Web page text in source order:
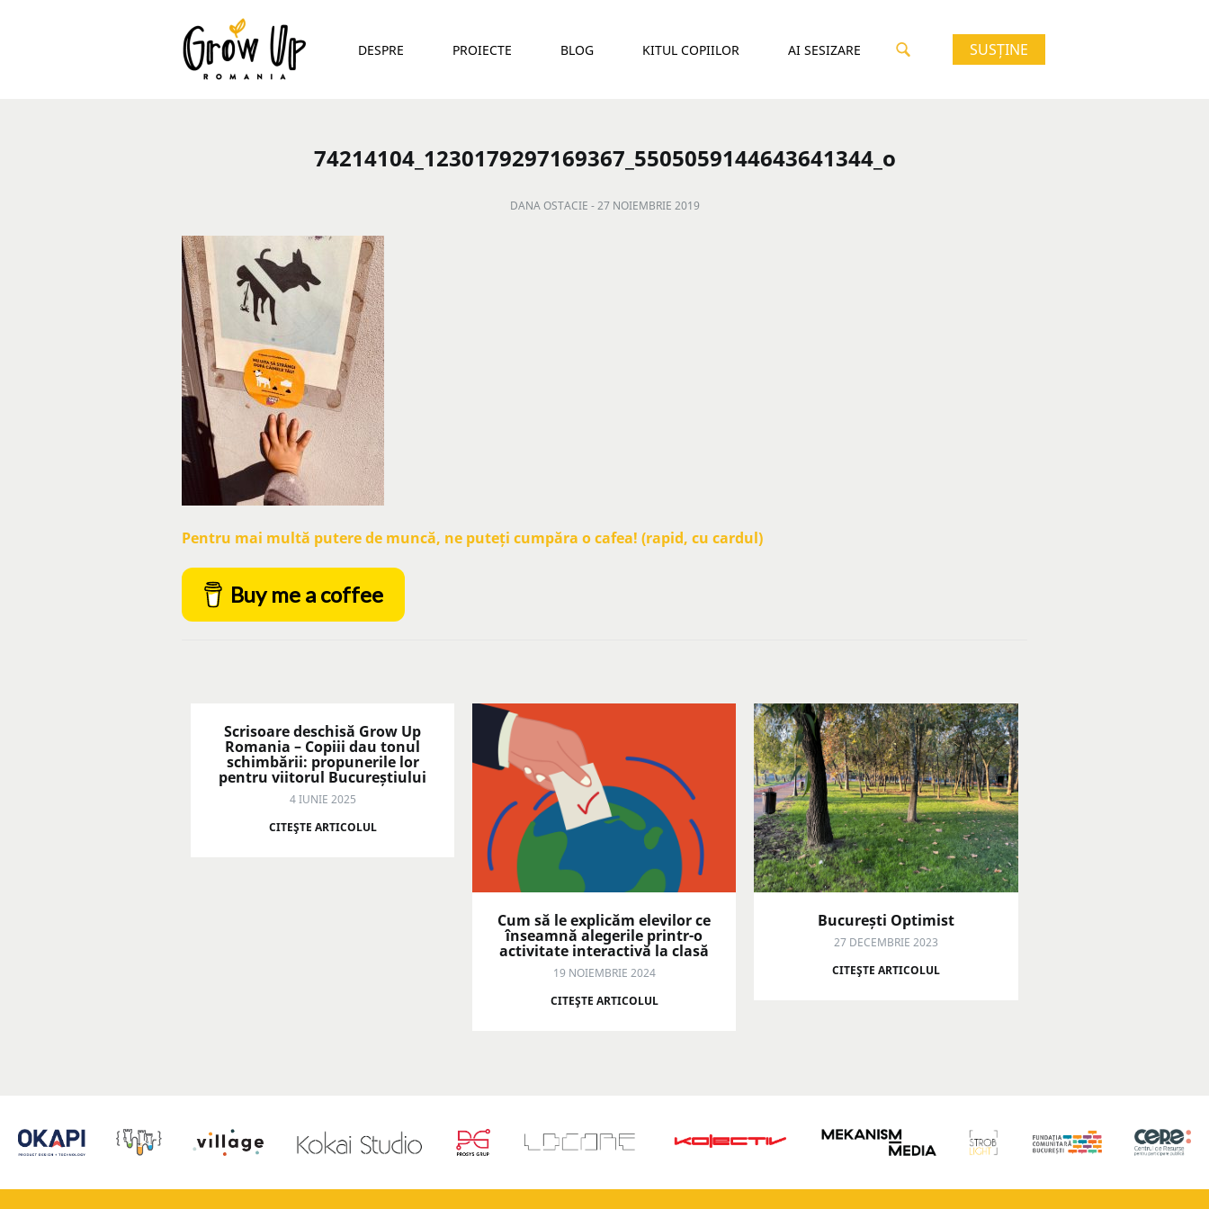
DESPRE PROIECTE BLOG KITUL COPIILOR AI SESIZARE SUSȚINE
74214104_1230179297169367_5505059144643641344_o
DANA OSTACIE -27 NOIEMBRIE 2019
Pentru mai multă putere de muncă, ne puteți cumpăra o cafea! (rapid, cu cardul)
Buy me a coffee
Scrisoare deschisă Grow Up
Romania – Copiii dau tonul
schimbării: propunerile lor
pentru viitorul Bucureștiului
4 IUNIE 2025
CITEŞTE ARTICOLUL
Cum să le explicăm elevilor ce
înseamnă alegerile printr-o
activitate interactivă la clasă
19 NOIEMBRIE 2024
CITEŞTE ARTICOLUL
București Optimist
27 DECEMBRIE 2023
CITEŞTE ARTICOLUL